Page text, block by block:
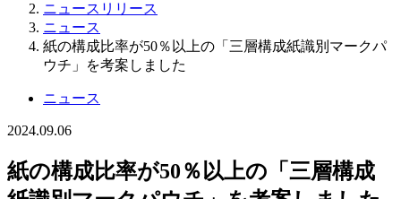
ニュースリリース
ニュース
紙の構成比率が50％以上の「三層構成紙識別マークパ
ウチ」を考案しました
ニュース
2024.09.06
紙の構成比率が50％以上の「三層構成